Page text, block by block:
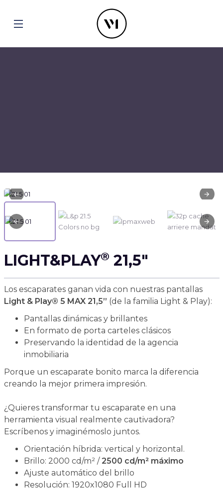
LIGHT&PLAY® 21,5"
Los escaparates ganan vida con nuestras pantallas
Light & Play® 5 MAX 21,5” (de la familia Light & Play):
Pantallas dinámicas y brillantes
En formato de porta carteles clásicos
Preservando la identidad de la agencia
inmobiliaria
Porque un escaparate bonito marca la diferencia
creando la mejor primera impresión.
¿Quieres transformar tu escaparate en una
herramienta visual realmente cautivadora?
Escríbenos y imaginémoslo juntos.
Orientación híbrida: vertical y horizontal.
Brillo: 2000 cd/m² /2500 cd/m² máximo
Ajuste automático del brillo
Resolución: 1920x1080 Full HD